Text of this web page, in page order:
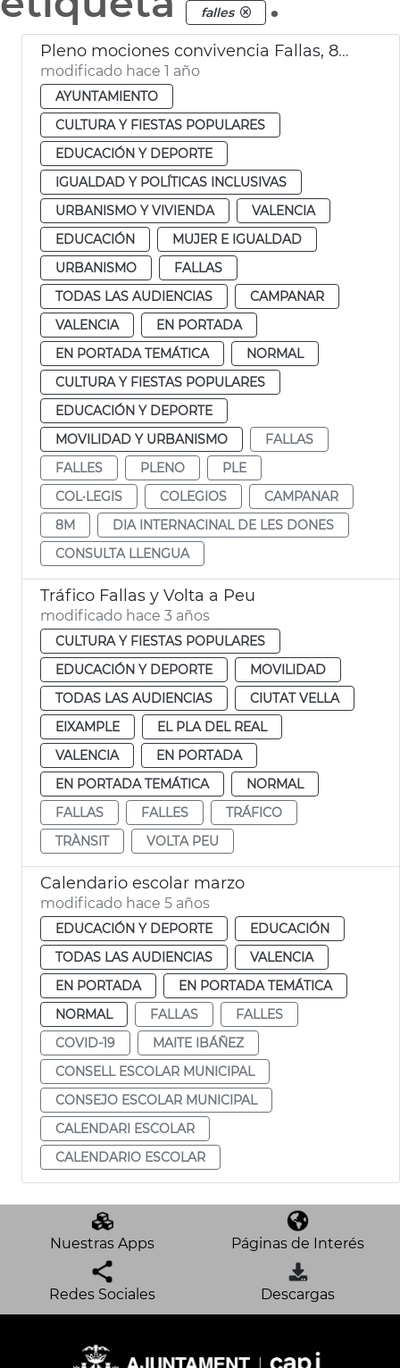
falles
Pleno mociones convivencia Fallas, 8M y consulta lengua
modificado hace 1 año
AYUNTAMIENTO
CULTURA Y FIESTAS POPULARES
EDUCACIÓN Y DEPORTE
IGUALDAD Y POLÍTICAS INCLUSIVAS
URBANISMO Y VIVIENDA
VALENCIA
EDUCACIÓN
MUJER E IGUALDAD
URBANISMO
FALLAS
TODAS LAS AUDIENCIAS
CAMPANAR
VALENCIA
EN PORTADA
EN PORTADA TEMÁTICA
NORMAL
CULTURA Y FIESTAS POPULARES
EDUCACIÓN Y DEPORTE
MOVILIDAD Y URBANISMO
FALLAS
FALLES
PLENO
PLE
COL·LEGIS
COLEGIOS
CAMPANAR
8M
DIA INTERNACINAL DE LES DONES
CONSULTA LLENGUA
Tráfico Fallas y Volta a Peu
modificado hace 3 años
CULTURA Y FIESTAS POPULARES
EDUCACIÓN Y DEPORTE
MOVILIDAD
TODAS LAS AUDIENCIAS
CIUTAT VELLA
EIXAMPLE
EL PLA DEL REAL
VALENCIA
EN PORTADA
EN PORTADA TEMÁTICA
NORMAL
FALLAS
FALLES
TRÁFICO
TRÀNSIT
VOLTA PEU
Calendario escolar marzo
modificado hace 5 años
EDUCACIÓN Y DEPORTE
EDUCACIÓN
TODAS LAS AUDIENCIAS
VALENCIA
EN PORTADA
EN PORTADA TEMÁTICA
NORMAL
FALLAS
FALLES
COVID-19
MAITE IBÁÑEZ
CONSELL ESCOLAR MUNICIPAL
CONSEJO ESCOLAR MUNICIPAL
CALENDARI ESCOLAR
CALENDARIO ESCOLAR
Nuestras Apps Páginas de Interés
Redes Sociales Descargas